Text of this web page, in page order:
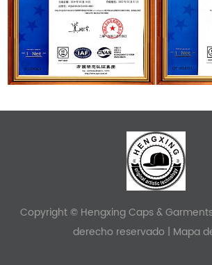
Copyright © Hengxing Caps &
derecho reservado | Mapa